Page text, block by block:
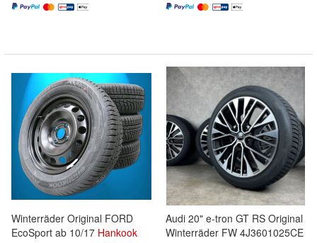
Winterräder Original FORD
EcoSport ab 10/17 Hankook
Audi 20" e-tron GT RS Original
Winterräder FW 4J3601025CE